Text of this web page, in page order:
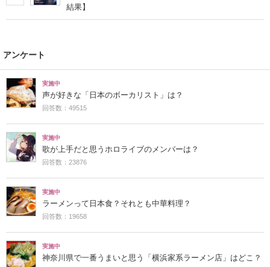
結果】
アンケート
実施中
声が好きな「日本のボーカリスト」は？
回答数：49515
実施中
歌が上手だと思うホロライブのメンバーは？
回答数：23876
実施中
ラーメンって日本食？それとも中華料理？
回答数：19658
実施中
神奈川県で一番うまいと思う「横浜家系ラーメン店」はどこ？